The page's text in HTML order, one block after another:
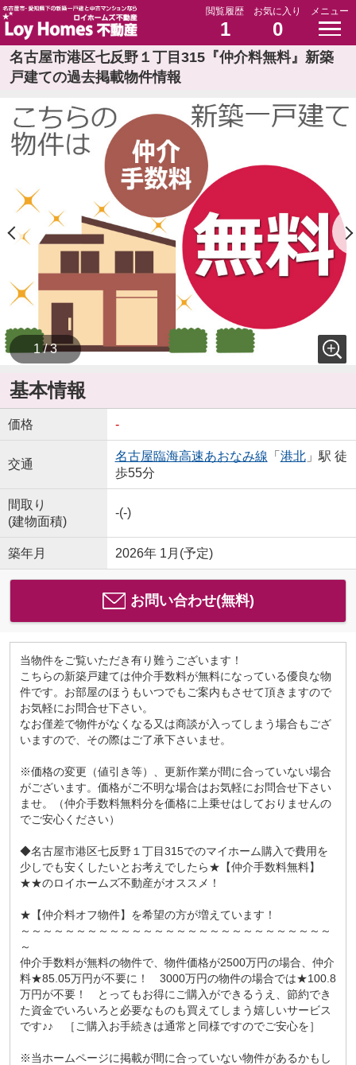
閲覧履歴
1
お気に入り
0
メニュー
名古屋市港区七反野１丁目315『仲介料無料』新築
戸建ての過去掲載物件情報
1 / 3
基本情報
価格 -
交通
名古屋臨海高速あおなみ線 「 港北」駅 徒
歩55分
間取り
(建物面積)
-(-)
築年月 2026年 1月(予定)
お問い合わせ(無料)
当物件をご覧いただき有り難うございます！
こちらの新築戸建ては仲介手数料が無料になっている優良な物
件です。お部屋のほうもいつでもご案内もさせて頂きますので
お気軽にお問合せ下さい。
なお僅差で物件がなくなる又は商談が入ってしまう場合もござ
いますので、その際はご了承下さいませ。
※価格の変更（値引き等）、更新作業が間に合っていない場合
がございます。価格がご不明な場合はお気軽にお問合せ下さい
ませ。（仲介手数料無料分を価格に上乗せはしておりませんの
でご安心ください）
◆名古屋市港区七反野１丁目315でのマイホーム購入で費用を
少しでも安くしたいとお考えでしたら★【仲介手数料無料】
★★のロイホームズ不動産がオススメ！
★【仲介料オフ物件】を希望の方が増えています！
～～～～～～～～～～～～～～～～～～～～～～～～～～～～
～
仲介手数料が無料の物件で、物件価格が2500万円の場合、仲介
料★85.05万円が不要に！ 3000万円の物件の場合では★100.8
万円が不要！ とってもお得にご購入ができるうえ、節約でき
た資金でいろいろと必要なものも買えてしまう嬉しいサービス
です♪♪ ［ご購入お手続きは通常と同様ですのでご安心を］
※当ホームページに掲載が間に合っていない物件があるかもし